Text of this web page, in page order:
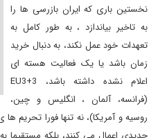
نخستین باری که ایران بازرسی ها را
به تاخیر بیاندازد ، به طور کامل به
تعهدات خود عمل نکند، به دنبال خرید
زمان باشد یا یک فعالیت هسته ای
اعلام نشده داشته باشد، EU3+3
(فرانسه، آلمان ، انگلیس و چین،
روسیه و آمریکا)، نه تنها فورا تحریم